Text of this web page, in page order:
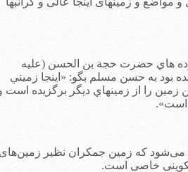
هاي حضرت حجة بن الحسن (عليه
بود به حسن مسلم بگو: «اينجا زميني
را از زمينهاي ديگر برگزيده است و
می‌شود كه زمين جمكران نظير زمين‌های
خاصی است.